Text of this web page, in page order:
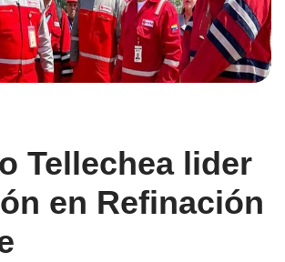
Tellechea lider
en Refinación